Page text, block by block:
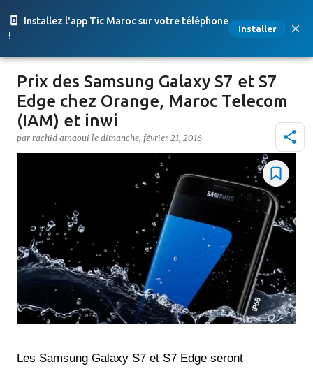
Installez l'app Tic Maroc sur votre téléphone
!
Installer
Accéder au contenu principal
Prix des Samsung Galaxy S7 et S7
Edge chez Orange, Maroc Telecom
(IAM) et inwi
par rachid amaoui le dimanche, février 21, 2016
Les Samsung Galaxy S7 et S7 Edge seront